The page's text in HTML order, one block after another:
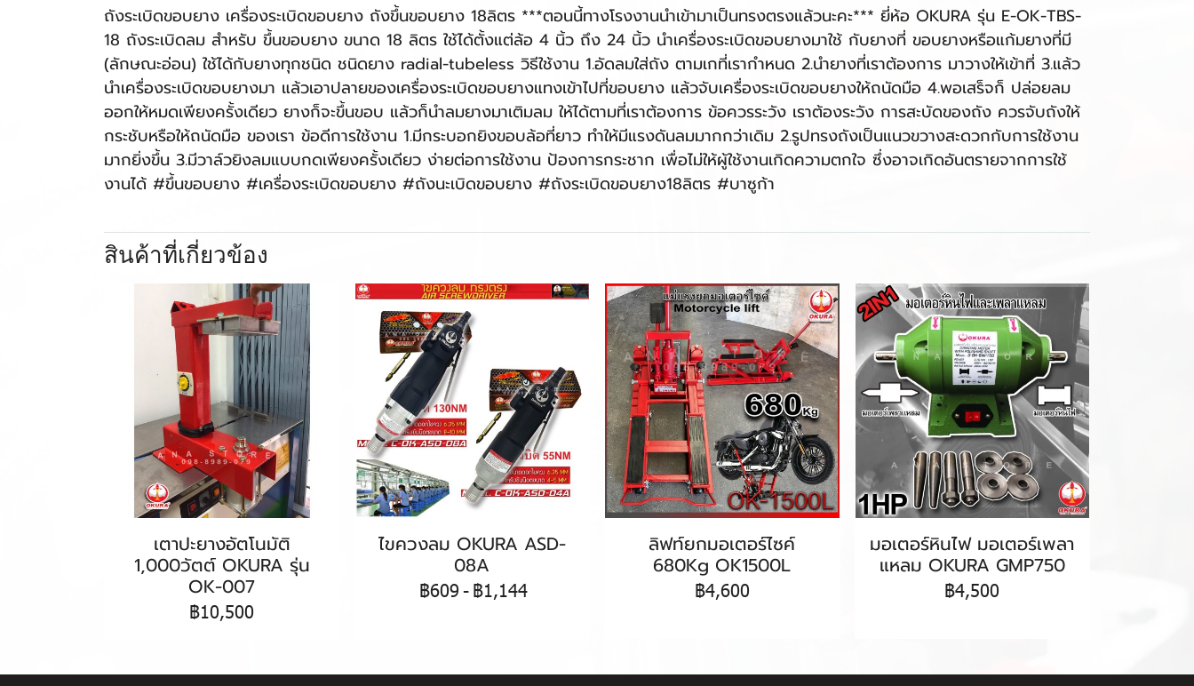
ถังระเบิดขอบยาง เครื่องระเบิดขอบยาง ถังขึ้นขอบยาง 18ลิตร ***ตอนนี้ทางโรงงานนำเข้ามาเป็นทรงตรงแล้วนะคะ*** ยี่ห้อ OKURA รุ่น E-OK-TBS-
18 ถังระเบิดลม สำหรับ ขึ้นขอบยาง ขนาด 18 ลิตร ใช้ได้ตั้งแต่ล้อ 4 นิ้ว ถึง 24 นิ้ว นำเครื่องระเบิดขอบยางมาใช้ กับยางที่ ขอบยางหรือแก้มยางที่มี
(ลักษณะอ่อน) ใช้ได้กับยางทุกชนิด ชนิดยาง radial-tubeless วิธีใช้งาน 1.อัดลมใส่ถัง ตามเกที่เรากำหนด 2.นำยางที่เราต้องการ มาวางให้เข้าที่ 3.แล้ว
นำเครื่องระเบิดขอบยางมา แล้วเอาปลายของเครื่องระเบิดขอบยางแทงเข้าไปที่ขอบยาง แล้วจับเครื่องระเบิดขอบยางให้ถนัดมือ 4.พอเสร็จก็ ปล่อยลม
ออกให้หมดเพียงครั้งเดียว ยางก็จะขึ้นขอบ แล้วก็นำลมยางมาเติมลม ให้ได้ตามที่เราต้องการ ข้อควรระวัง เราต้องระวัง การสะบัดของถัง ควรจับถังให้
กระชับหรือให้ถนัดมือ ของเรา ข้อดีการใช้งาน 1.มีกระบอกยิงขอบล้อที่ยาว ทำให้มีแรงดันลมมากกว่าเดิม 2.รูปทรงถังเป็นแนวขวางสะดวกกับการใช้งาน
มากยิ่งขึ้น 3.มีวาล์วยิงลมแบบกดเพียงครั้งเดียว ง่ายต่อการใช้งาน ป้องการกระชาก เพื่อไม่ให้ผู้ใช้งานเกิดความตกใจ ซึ่งอาจเกิดอันตรายจากการใช้
งานได้ #ขึ้นขอบยาง #เครื่องระเบิดขอบยาง #ถังนะเบิดขอบยาง #ถังระเบิดขอบยาง18ลิตร #บาซูก้า
สินค้าที่เกี่ยวข้อง
เตาปะยางอัตโนมัติ
1,000วัตต์ OKURA รุ่น
OK-007
฿10,500
ไขควงลม OKURA ASD-
08A
฿609 -฿1,144
ลิฟท์ยกมอเตอร์ไซค์
680Kg OK1500L
฿4,600
มอเตอร์หินไฟ มอเตอร์เพลา
แหลม OKURA GMP750
฿4,500